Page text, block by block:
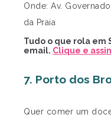
Onde: Av.
da Praia
Tudo o que rola em
email. Clique e
7. Porto dos
Quer comer um